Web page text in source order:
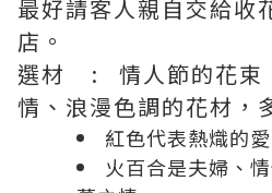
最好請客人親自交給收
店。
選材 : 情人節的花束
情、浪漫色調的花材，
紅色代表熱熾的愛
火百合是夫婦、